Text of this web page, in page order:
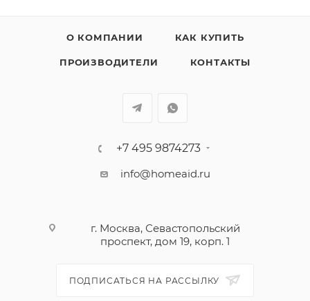
О КОМПАНИИ КАК КУПИТЬ
ПРОИЗВОДИТЕЛИ КОНТАКТЫ
+7 495 9874273
info@homeaid.ru
г. Москва, Севастопольский
проспект, дом 19, корп. 1
ПОДПИСАТЬСЯ НА РАССЫЛКУ